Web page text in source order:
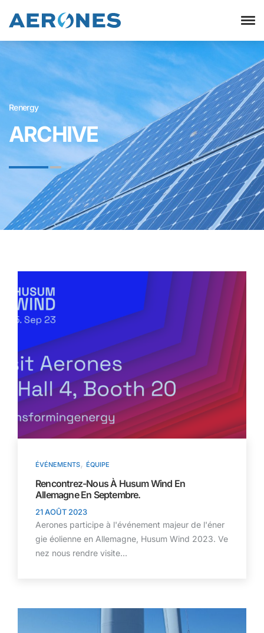
Renergy
ARCHIVE
ÉVÉNEMENTS, ÉQUIPE
Rencontrez-Nous À Husum Wind En
Allemagne En Septembre.
21 AOÛT 2023
Aerones participe à l'événement majeur de l'éner
gie éolienne en Allemagne, Husum Wind 2023. Ve
nez nous rendre visite...